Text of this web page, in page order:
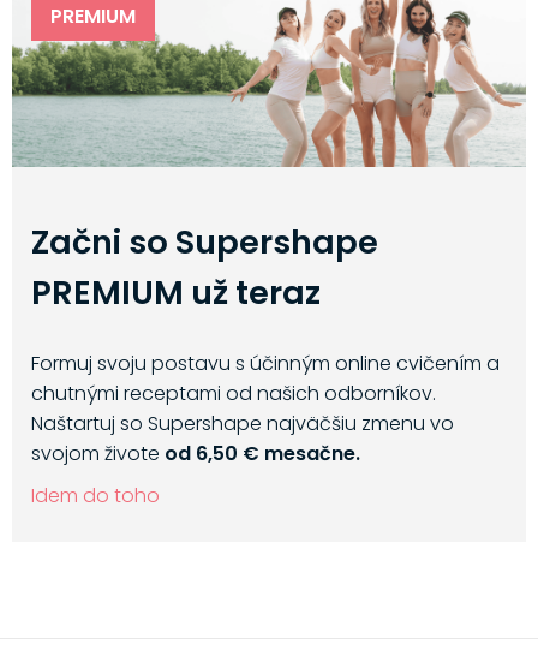
PREMIUM
Začni so Supershape
PREMIUM už teraz
Formuj svoju postavu s účinným online cvičením a
chutnými receptami od našich odborníkov.
Naštartuj so Supershape najväčšiu zmenu vo
svojom živote od 6,50 € mesačne.
Idem do toho